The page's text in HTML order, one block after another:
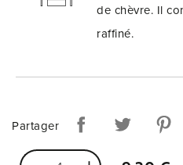
de chèvre. Il
raffiné.
Partager